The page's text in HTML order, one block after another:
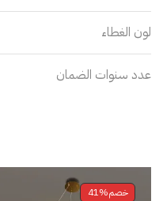
لون الغطاء
عدد سنوات الضمان
خصم41%